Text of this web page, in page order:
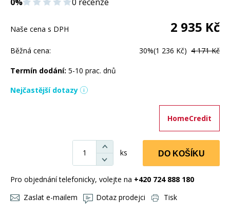
Naše cena s DPH 2 935 Kč
Běžná cena: 30%(1 236 Kč) 4 171 Kč
Termín dodání: 5-10 prac. dnů
Nejčastější dotazy
HomeCredit
ks DO KOŠÍKU
Pro objednání telefonicky, volejte na +420 724 888 180
Zaslat e-mailem
Dotaz prodejci Tisk